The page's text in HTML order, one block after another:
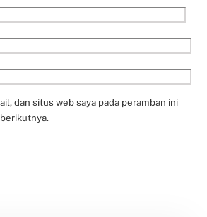
dan situs web saya pada peramban ini